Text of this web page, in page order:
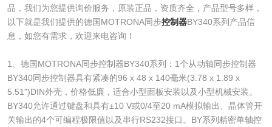
品，我们为您提供询价服务，原装正品，资质齐全，产品型号多样，
以下就是我们提供的德国MOTRONA同步控制器BY340系列产品信
息，如您有需求，欢迎来电咨询！
1、德国MOTRONA同步控制器BY340系列：1个从动轴同步控制器
BY340同步控制器具有紧凑的96 x 48 x 140毫米(3.78 x 1.89 x
5.51")DIN外壳，价格低廉，适合小型面板安装以及小型机械安装。
BY340允许通过键盘和具有±10 V或0/4至20 mA模拟输出、晶体管开
关输出的4个可编程极限值以及串行RS232接口。BY系列精密单轴控